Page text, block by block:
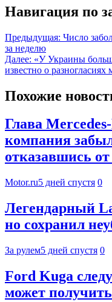
Навигация по
Предыдущая: Число
за неделю
Далее: «У Украины
известно о
Похожие
Глава
компания
отказавшись
Motor.ru5 дней спустя 0
Легендарный
но сохранил
За рулем5 дней спустя 0
Ford Kuga
может